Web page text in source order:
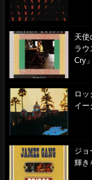
天使
ラウ
Cry」
ロッ
イー
ジョ
輝き